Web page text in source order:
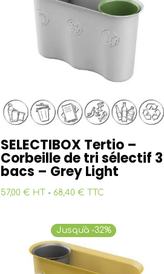
SELECTIBOX Tertio –
Corbeille de tri sélectif 3
bacs – Grey Light
57,00 € HT - 68,40 € TTC
Jusqu'à -32%